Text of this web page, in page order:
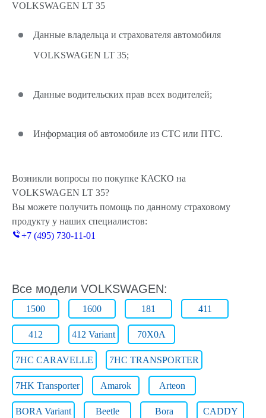
VOLKSWAGEN LT 35
Данные владельца и страхователя автомобиля
VOLKSWAGEN LT 35;
Данные водительских прав всех водителей;
Информация об автомобиле из СТС или ПТС.
Возникли вопросы по покупке КАСКО на
VOLKSWAGEN LT 35?
Вы можете получить помощь по данному страховому
продукту у наших специалистов:
+7 (495) 730-11-01
Все модели VOLKSWAGEN:
1500 1600 181 411
412 412 Variant 70X0A
7HC CARAVELLE 7HC TRANSPORTER
7HK Transporter Amarok Arteon
BORA Variant Beetle Bora CADDY